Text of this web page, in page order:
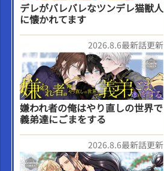
デレがバレバレなツンデレ猫獣人
に懐かれてます
2026.8.6最新話更新
嫌われ者の俺はやり直しの世界で
義弟達にごまをする
2026.8.6最新話更新